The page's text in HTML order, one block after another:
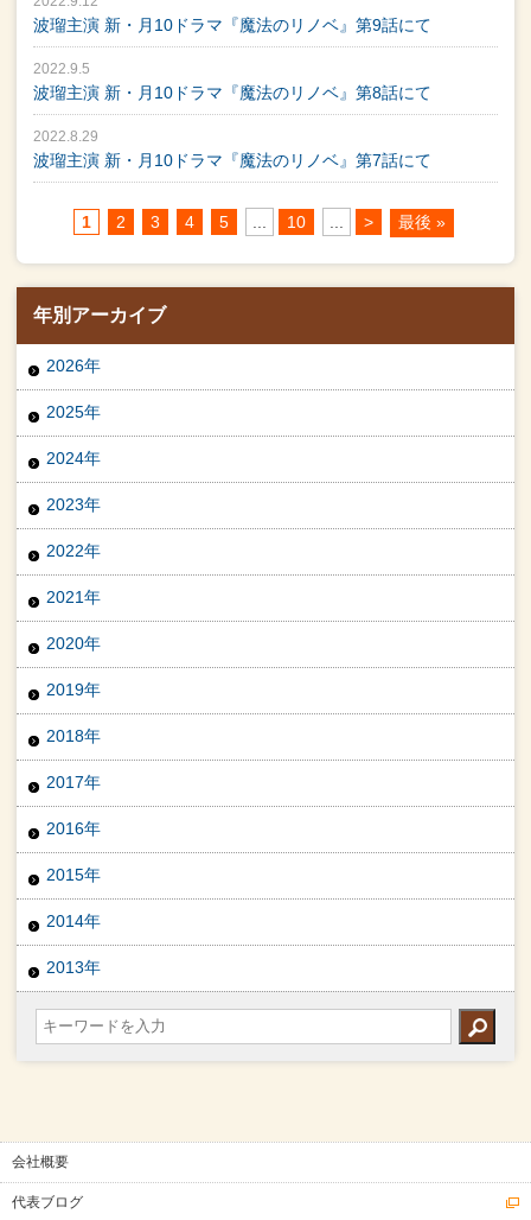
波瑠主演 新・月10ドラマ『魔法のリノベ』第9話にて
2022.9.5
波瑠主演 新・月10ドラマ『魔法のリノベ』第8話にて
2022.8.29
波瑠主演 新・月10ドラマ『魔法のリノベ』第7話にて
1 2 3 4 5 10 > 最後 »
年別アーカイブ
2026年
2025年
2024年
2023年
2022年
2021年
2020年
2019年
2018年
2017年
2016年
2015年
2014年
2013年
会社概要
代表ブログ